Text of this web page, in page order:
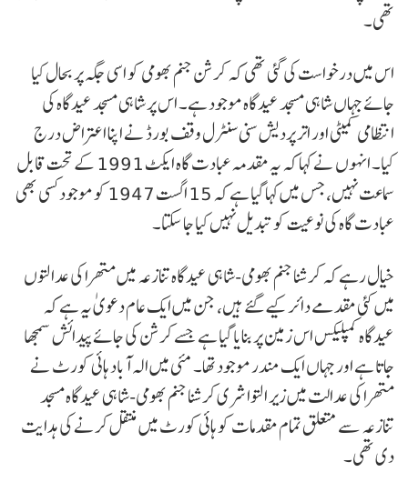
تھی۔
اس میں درخواست کی گئی تھی کہ کرشن جنم بھومی کو اسی جگہ پر بحال کیا
جائے جہاں شاہی مسجد عیدگاہ موجود ہے۔ اس پر شاہی مسجد عیدگاہ کی
انتظامی کمیٹی اور اتر پردیش سنی سنٹرل وقف بورڈ نے اپنا اعتراض درج
کیا۔ انہوں نے کہا کہ یہ مقدمہ عبادت گاہ ایکٹ 1991 کے تحت قابل
سماعت نہیں، جس میں کہا گیا ہے کہ 15 اگست 1947 کو موجود کسی بھی
عبادت گاہ کی نوعیت کو تبدیل نہیں کیا جا سکتا۔
خیال رہے کہ کرشنا جنم بھومی-شاہی عیدگاہ تنازعہ میں متھرا کی عدالتوں
میں کئی مقدمے دائر کیے گئے ہیں، جن میں ایک عام دعویٰ یہ ہے کہ
عیدگاہ کمپلیکس اس زمین پر بنایا گیا ہے جسے کرشن کی جائے پیدائش سمجھا
جاتا ہے اور جہاں ایک مندر موجود تھا۔ مئی میں الہ آباد ہائی کورٹ نے
متھرا کی عدالت میں زیر التوا شری کرشنا جنم بھومی-شاہی عیدگاہ مسجد
تنازعہ سے متعلق تمام مقدمات کو ہائی کورٹ میں منتقل کرنے کی ہدایت
دی تھی۔